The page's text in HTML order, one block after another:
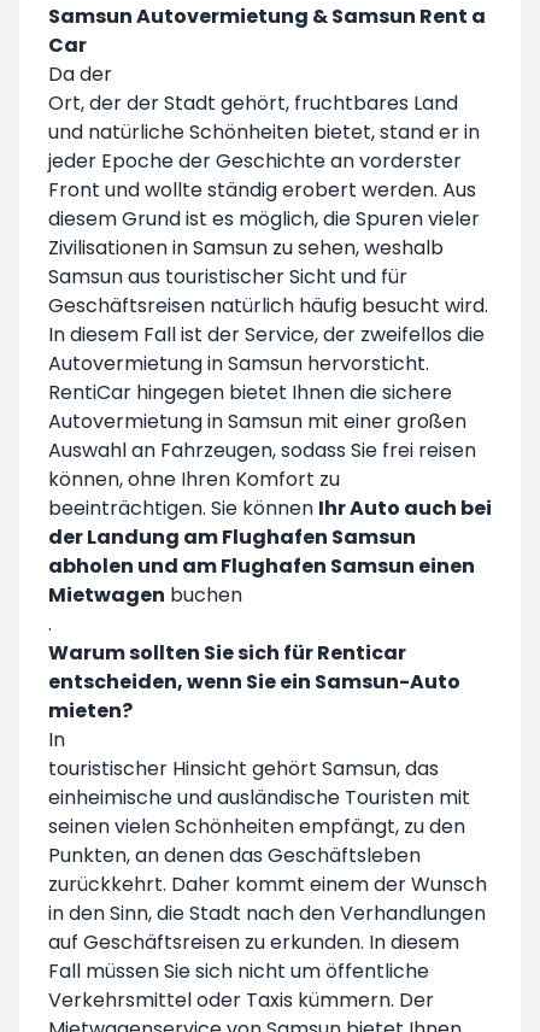
Samsun Autovermietung & Samsun Rent a
Car
Da der
Ort, der der Stadt gehört, fruchtbares Land
und natürliche Schönheiten bietet, stand er in
jeder Epoche der Geschichte an vorderster
Front und wollte ständig erobert werden. Aus
diesem Grund ist es möglich, die Spuren vieler
Zivilisationen in Samsun zu sehen, weshalb
Samsun aus touristischer Sicht und für
Geschäftsreisen natürlich häufig besucht wird.
In diesem Fall ist der Service, der zweifellos die
Autovermietung in Samsun hervorsticht.
RentiCar hingegen bietet Ihnen die sichere
Autovermietung in Samsun mit einer großen
Auswahl an Fahrzeugen, sodass Sie frei reisen
können, ohne Ihren Komfort zu
beeinträchtigen. Sie können Ihr Auto auch bei
der Landung am Flughafen Samsun
abholen und am Flughafen Samsun einen
Mietwagen buchen
.
Warum sollten Sie sich für Renticar
entscheiden, wenn Sie ein Samsun-Auto
mieten?
In
touristischer Hinsicht gehört Samsun, das
einheimische und ausländische Touristen mit
seinen vielen Schönheiten empfängt, zu den
Punkten, an denen das Geschäftsleben
zurückkehrt. Daher kommt einem der Wunsch
in den Sinn, die Stadt nach den Verhandlungen
auf Geschäftsreisen zu erkunden. In diesem
Fall müssen Sie sich nicht um öffentliche
Verkehrsmittel oder Taxis kümmern. Der